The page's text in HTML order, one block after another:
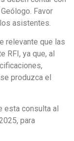
Favor
asistentes.
relevante que las
RFI, ya que, al
produzca el
esta consulta al
para